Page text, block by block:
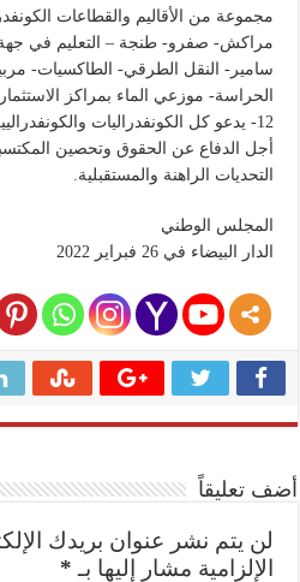
مجموعة من الأقاليم والقطاعات
مراكش- صفرو- طنجة – التعليم في
سامير- النقل الطرقي- الطاكسيات-
الحراسة- موزعي الماء بمراكز
12- يدعو كل الكونفدراليات
أجل الدفاع عن الحقوق وتحصين
التحديات الراهنة والمستقبلية.
المجلس الوطني
الدار البيضاء في 26 فبراير 2022
أضف تعليقاً
لن يتم نشر عنوان بريدك
الإلزامية مشار إليها بـ *